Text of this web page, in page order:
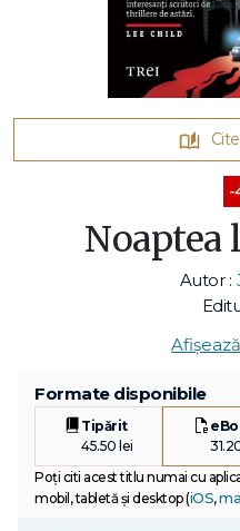
-
Autor :
Formate disponibile
Tipărit
45.50 lei
Poți citi acest titlu numai cu
mobil, tabletă și desktop (iOS,